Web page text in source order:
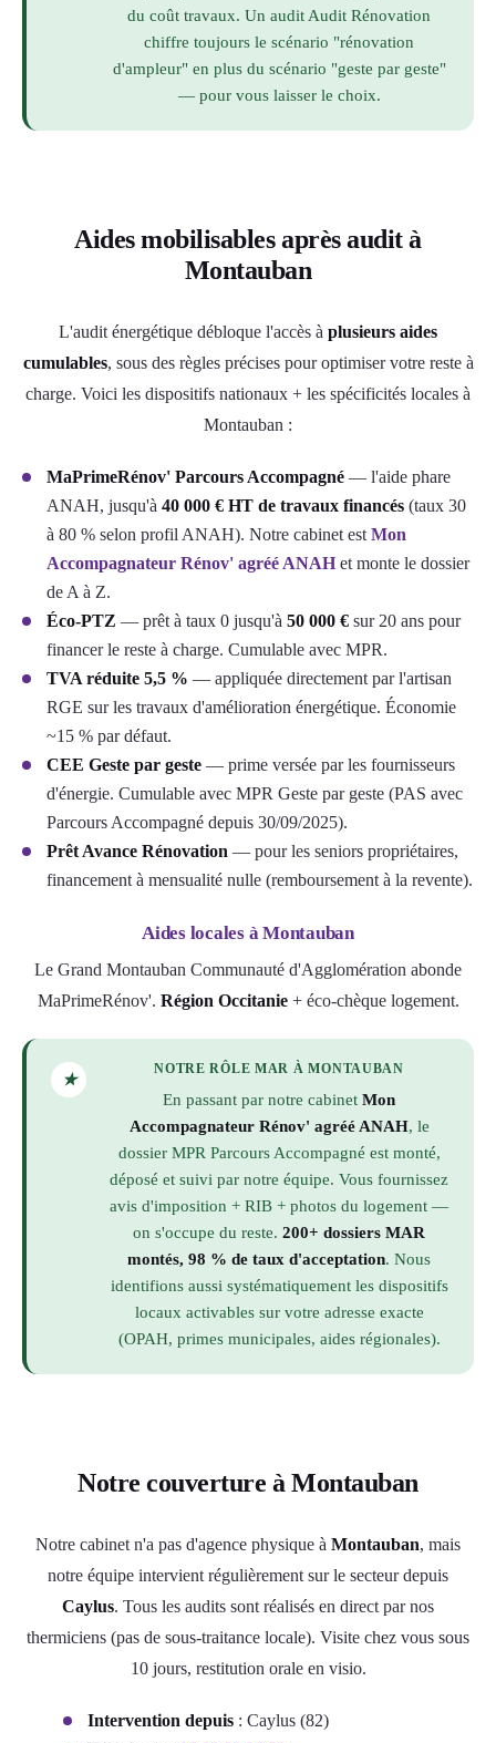
du coût travaux. Un audit Audit Rénovation
chiffre toujours le scénario "rénovation
d'ampleur" en plus du scénario "geste par geste"
— pour vous laisser le choix.
Aides mobilisables après audit à
Montauban
L'audit énergétique débloque l'accès à plusieurs aides
cumulables, sous des règles précises pour optimiser votre reste à
charge. Voici les dispositifs nationaux + les spécificités locales à
Montauban :
MaPrimeRénov' Parcours Accompagné — l'aide phare
ANAH, jusqu'à 40 000 € HT de travaux financés (taux 30
à 80 % selon profil ANAH). Notre cabinet est Mon
Accompagnateur Rénov' agréé ANAH et monte le dossier
de A à Z.
Éco-PTZ — prêt à taux 0 jusqu'à 50 000 € sur 20 ans pour
financer le reste à charge. Cumulable avec MPR.
TVA réduite 5,5 % — appliquée directement par l'artisan
RGE sur les travaux d'amélioration énergétique. Économie
~15 % par défaut.
CEE Geste par geste — prime versée par les fournisseurs
d'énergie. Cumulable avec MPR Geste par geste (PAS avec
Parcours Accompagné depuis 30/09/2025).
Prêt Avance Rénovation — pour les seniors propriétaires,
financement à mensualité nulle (remboursement à la revente).
Aides locales à Montauban
Le Grand Montauban Communauté d'Agglomération abonde
MaPrimeRénov'. Région Occitanie+ éco-chèque logement.
★
NOTRE RÔLE MAR À MONTAUBAN
En passant par notre cabinet Mon
Accompagnateur Rénov' agréé ANAH, le
dossier MPR Parcours Accompagné est monté,
déposé et suivi par notre équipe. Vous fournissez
avis d'imposition + RIB + photos du logement —
on s'occupe du reste. 200+ dossiers MAR
montés, 98 % de taux d'acceptation. Nous
identifions aussi systématiquement les dispositifs
locaux activables sur votre adresse exacte
(OPAH, primes municipales, aides régionales).
Notre couverture à Montauban
Notre cabinet n'a pas d'agence physique à Montauban, mais
notre équipe intervient régulièrement sur le secteur depuis
Caylus. Tous les audits sont réalisés en direct par nos
thermiciens (pas de sous-traitance locale). Visite chez vous sous
10 jours, restitution orale en visio.
Intervention depuis : Caylus (82)